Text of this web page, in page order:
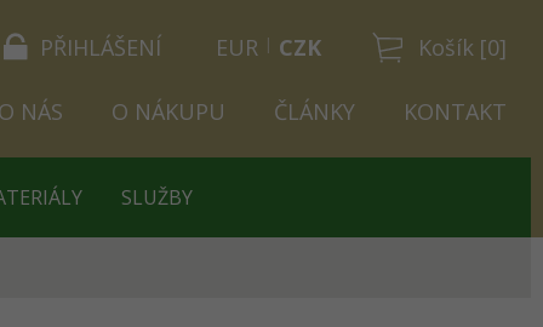
PŘIHLÁŠENÍ Košík [0]
EUR CZK
O NÁS O NÁKUPU ČLÁNKY KONTAKT
SLUŽBY